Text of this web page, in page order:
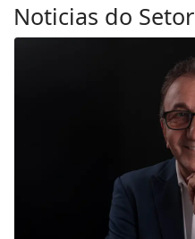
Noticias do Setor